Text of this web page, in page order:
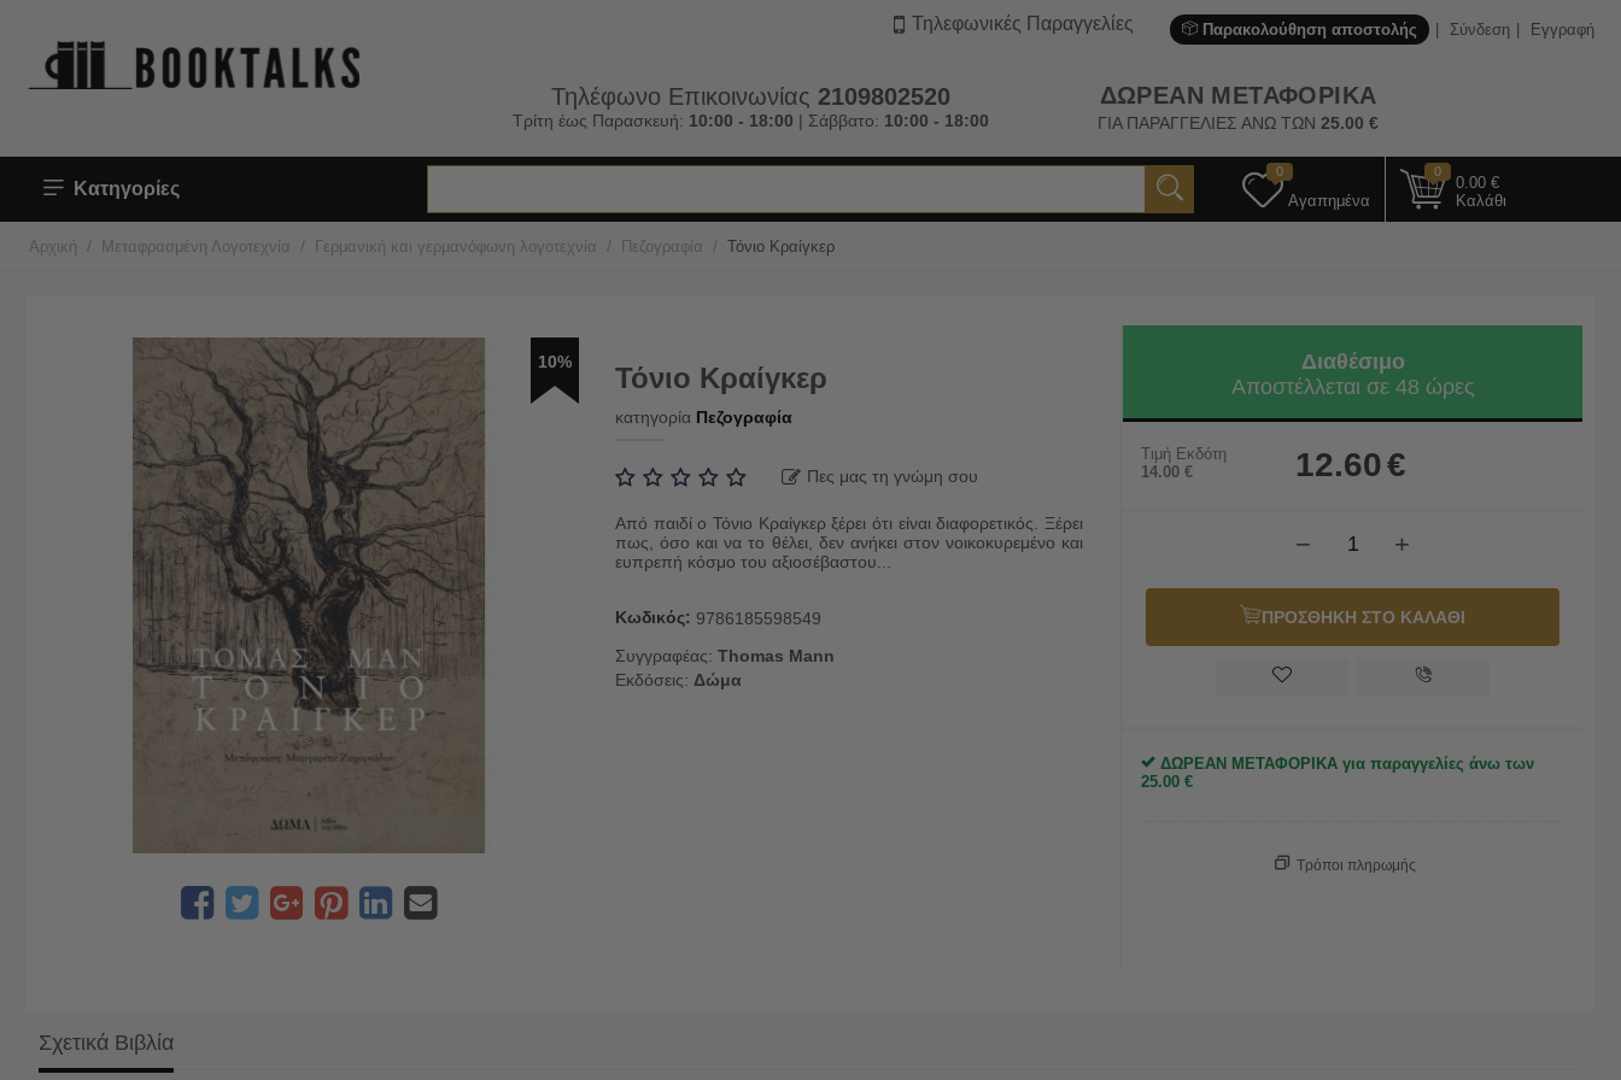
Παρακολούθηση αποστολής Σύνδεση Εγγραφή
Τηλεφωνικές Παραγγελίες
Τηλέφωνο Επικοινωνίας 2109802520
Τρίτη έως Παρασκευή: 10:00 - 18:00 | Σάββατο: 10:00 - 18:00
ΔΩΡΕΑΝ ΜΕΤΑΦΟΡΙΚΑ
ΓΙΑ ΠΑΡΑΓΓΕΛΙΕΣ ΑΝΩ ΤΩΝ25.00 €
Κατηγορίες
0
Αγαπημένα
0
0.00 €
Καλάθι
Αρχική / Μεταφρασμένη Λογοτεχνία / Γερμανική και γερμανόφωνη λογοτεχνία / Πεζογραφία / Τόνιο Κραίγκερ
10% Τόνιο Κραίγκερ
κατηγορία Πεζογραφία
Πες μας τη γνώμη σου
Από παιδί ο Τόνιο Κραίγκερ ξέρει ότι είναι διαφορετικός. Ξέρει
πως, όσο και να το θέλει, δεν ανήκει στον νοικοκυρεμένο και
ευπρεπή κόσμο του αξιοσέβαστου...
Κωδικός: 9786185598549
Συγγραφέας: Thomas Mann
Εκδόσεις: Δώμα
Διαθέσιμο
Αποστέλλεται σε 48 ώρες
Τιμή Εκδότη
14.00 € 12.60€
+
−
ΠΡΟΣΘΗΚΗ ΣΤΟ ΚΑΛΑΘΙ
ΔΩΡΕΑΝ ΜΕΤΑΦΟΡΙΚΑ για παραγγελίες άνω των
25.00 €
Τρόποι πληρωμής
Σχετικά Βιβλία